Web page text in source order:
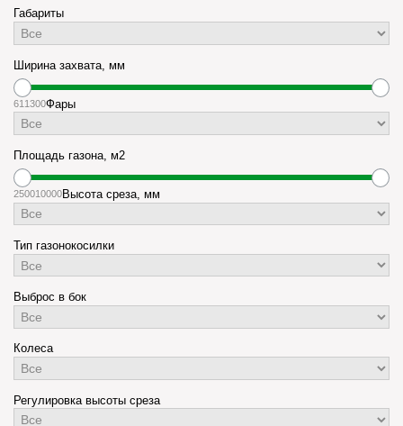
Габариты
Ширина захвата, мм
61 1300Фары
Площадь газона, м2
250010000Высота среза, мм
Тип газонокосилки
Выброс в бок
Колеса
Регулировка высоты среза